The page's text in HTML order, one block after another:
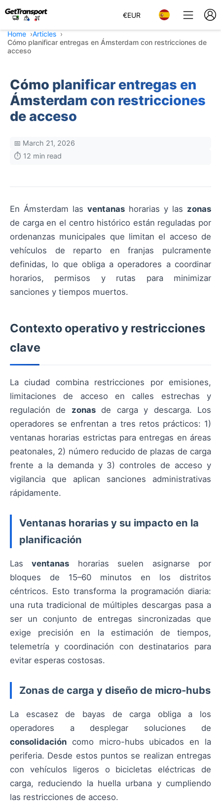
€EUR
Home
Articles
Cómo planificar entregas en Ámsterdam con restricciones de
acceso
Cómo planificar entregas en
Ámsterdam con restricciones
de acceso
📅 March 21, 2026
⏱️ 12 min read
En Ámsterdam las ventanas horarias y las zonas
de carga en el centro histórico están reguladas por
ordenanzas municipales que limitan el acceso de
vehículos de reparto en franjas pulcramente
definidas, lo que obliga a operadores a coordinar
horarios, permisos y rutas para minimizar
sanciones y tiempos muertos.
Contexto operativo y restricciones
clave
La ciudad combina restricciones por emisiones,
limitaciones de acceso en calles estrechas y
regulación de zonasde carga y descarga. Los
operadores se enfrentan a tres retos prácticos: 1)
ventanas horarias estrictas para entregas en áreas
peatonales, 2) número reducido de plazas de carga
frente a la demanda y 3) controles de acceso y
vigilancia que aplican sanciones administrativas
rápidamente.
Ventanas horarias y su impacto en la
planificación
Lasventanas horarias suelen asignarse por
bloques de 15–60 minutos en los distritos
céntricos. Esto transforma la programación diaria:
una ruta tradicional de múltiples descargas pasa a
ser un conjunto de entregas sincronizadas que
exige precisión en la estimación de tiempos,
telemetría y coordinación con destinatarios para
evitar esperas costosas.
Zonas de carga y diseño de micro-hubs
La escasez de bayas de carga obliga a los
operadores a desplegar soluciones de
consolidación como micro-hubs ubicados en la
periferia. Desde estos puntos se realizan entregas
con vehículos ligeros o bicicletas eléctricas de
carga, reduciendo la huella urbana y cumpliendo
las restricciones de acceso.